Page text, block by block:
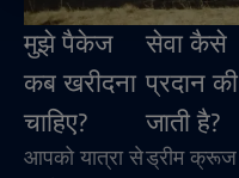
मुझे पैकेज
कब खरीदना
चाहिए?
आपको यात्रा से
सेवा कैसे
प्रदान की
जाती है?
ड्रीम क्रूज